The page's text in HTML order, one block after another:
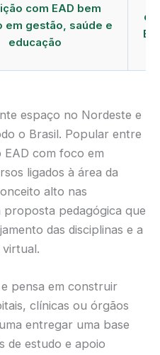
com EAD bem
em gestão, saúde e
educação
espaço no Nordeste e
o Brasil. Popular entre
com foco em
ligados à área da
alto nas
proposta pedagógica que
das disciplinas e a
pensa em construir
clínicas ou órgãos
entregar uma base
de estudo e apoio